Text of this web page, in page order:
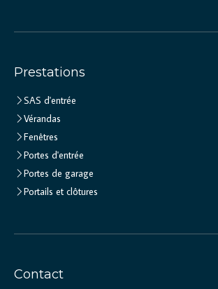
Prestations
SAS d'entrée
Vérandas
Fenêtres
Portes d'entrée
Portes de garage
Portails et clôtures
Contact